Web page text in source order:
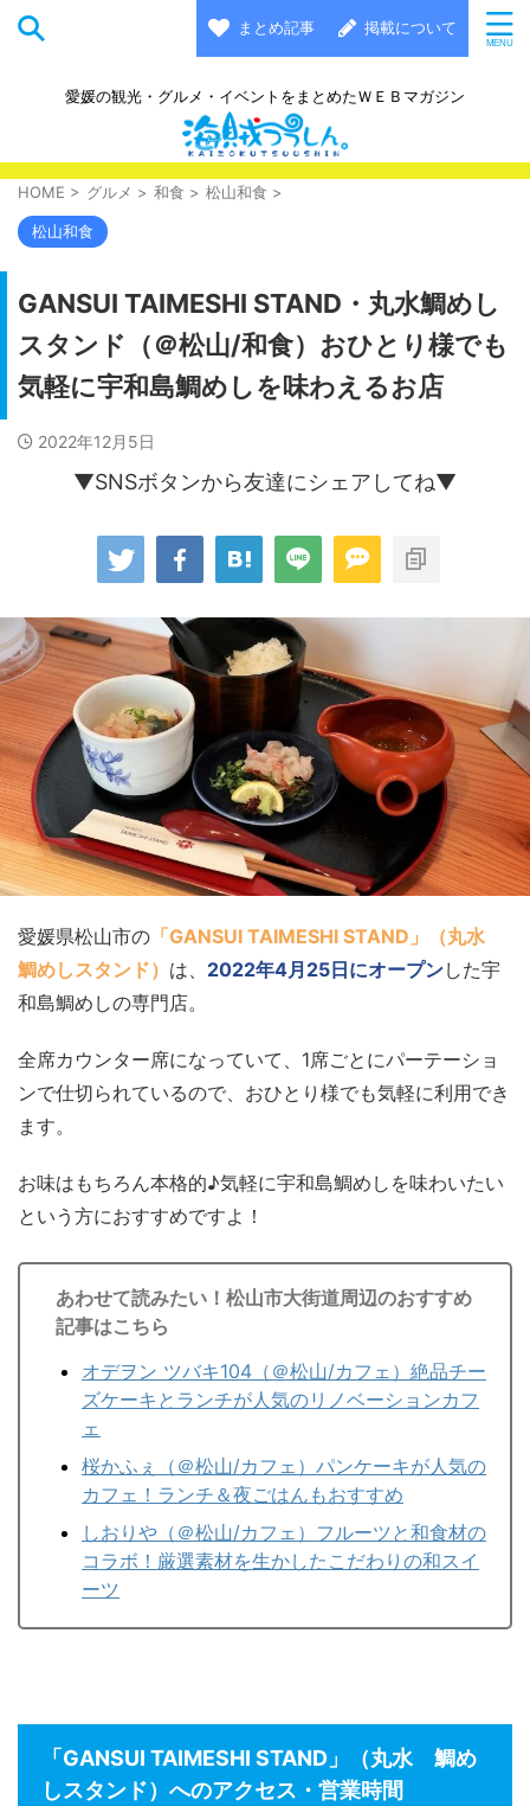
まとめ記事 掲載について
愛媛の観光・グルメ・イベントをまとめたＷＥＢマガジン
HOME > グルメ > 和食 > 松山和食 >
松山和食
GANSUI TAIMESHI STAND・丸水鯛めし
スタンド（＠松山/和食）おひとり様でも
気軽に宇和島鯛めしを味わえるお店
2022年12月5日
▼SNSボタンから友達にシェアしてね▼
愛媛県松山市の 「GANSUI TAIMESHI STAND」（丸水
鯛めしスタンド） は、 2022年4月25日にオープンした宇
和島鯛めしの専門店。
全席カウンター席になっていて、1席ごとにパーテーショ
ンで仕切られているので、おひとり様でも気軽に利用でき
ます。
お味はもちろん本格的♪気軽に宇和島鯛めしを味わいたい
という方におすすめですよ！
あわせて読みたい！松山市大街道周辺のおすすめ
記事はこちら
オデヲン ツバキ104（＠松山/カフェ）絶品チー
ズケーキとランチが人気のリノベーションカフ
ェ
桜かふぇ（＠松山/カフェ）パンケーキが人気の
カフェ！ランチ＆夜ごはんもおすすめ
しおりや（＠松山/カフェ）フルーツと和食材の
コラボ！厳選素材を生かしたこだわりの和スイ
ーツ
「GANSUI TAIMESHI STAND」（丸水 鯛め
しスタンド）へのアクセス・営業時間